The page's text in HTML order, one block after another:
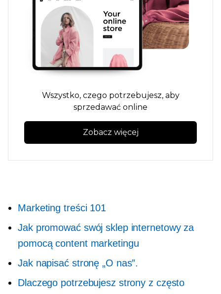
Wszystko, czego potrzebujesz, aby
sprzedawać online
Zobacz więcej
Marketing treści 101
Jak promować swój sklep internetowy za
pomocą content marketingu
Jak napisać stronę „O nas”.
Dlaczego potrzebujesz strony z często